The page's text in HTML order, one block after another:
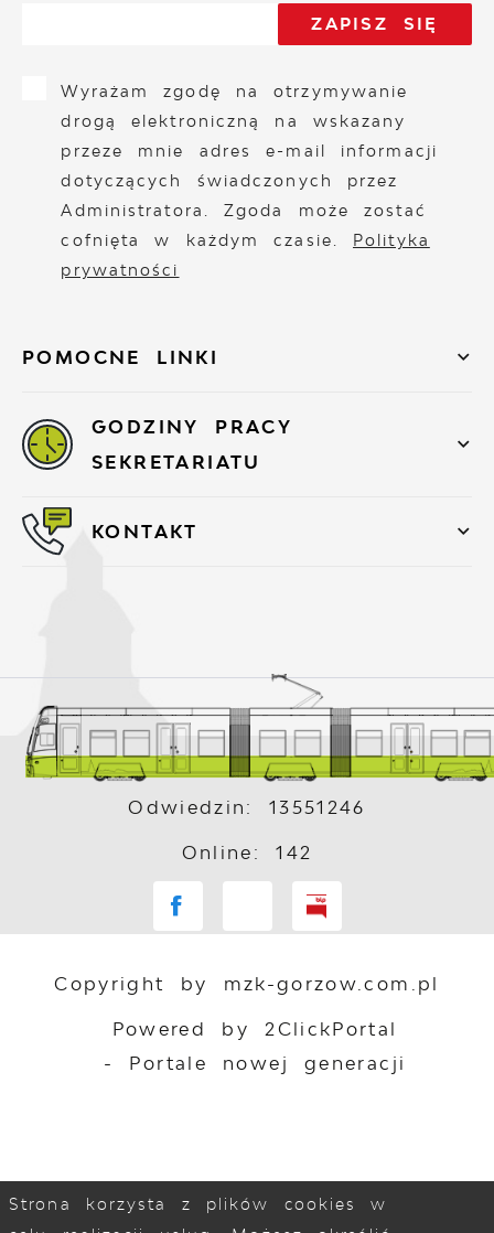
POMOCNE LINKI
Wyrażam zgodę na otrzymywanie
drogą elektroniczną na wskazany
przeze mnie adres e-mail informacji
dotyczących świadczonych przez
Administratora. Zgoda może zostać
cofnięta w każdym czasie. Polityka
prywatności
GODZINY PRACY
SEKRETARIATU
KONTAKT
Odwiedzin: 13551246
Online: 142
Copyright by mzk-gorzow.com.pl
Powered by2ClickPortal
- Portale nowej generacji
Strona korzysta z plików cookies w